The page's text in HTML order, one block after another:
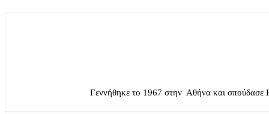
Γεννήθηκε το 1967 στην Αθήνα και σπούδασε